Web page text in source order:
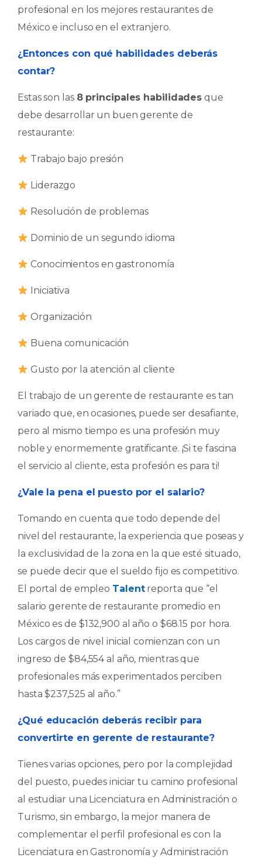
profesional en los mejores restaurantes de
México e incluso en el extranjero.
¿Entonces con qué habilidades deberás
contar?
Estas son las 8 principales habilidades que
debe desarrollar un buen gerente de
restaurante:
​ Trabajo bajo presión
​ Liderazgo
​ Resolución de problemas
​ Dominio de un segundo idioma
​ Conocimientos en gastronomía
​ Iniciativa
​ Organización
​ Buena comunicación
​ Gusto por la atención al cliente
El trabajo de un gerente de restaurante es tan
variado que, en ocasiones, puede ser desafiante,
pero al mismo tiempo es una profesión muy
noble y enormemente gratificante. ¡Si te fascina
el servicio al cliente, esta profesión es para ti!
¿Vale la pena el puesto por el salario?
Tomando en cuenta que todo depende del
nivel del restaurante, la experiencia que poseas y
la exclusividad de la zona en la que esté situado,
se puede decir que el sueldo fijo es competitivo.
El portal de empleo Talentreporta que “el
salario gerente de restaurante promedio en
México es de $132,900 al año o $68.15 por hora.
Los cargos de nivel inicial comienzan con un
ingreso de $84,554 al año, mientras que
profesionales más experimentados perciben
hasta $237,525 al año.”
¿Qué educación deberás recibir para
convertirte en gerente de restaurante?
Tienes varias opciones, pero por la complejidad
del puesto, puedes iniciar tu camino profesional
al estudiar una Licenciatura en Administración o
Turismo, sin embargo, la mejor manera de
complementar el perfil profesional es con la
Licenciatura en Gastronomía y Administración